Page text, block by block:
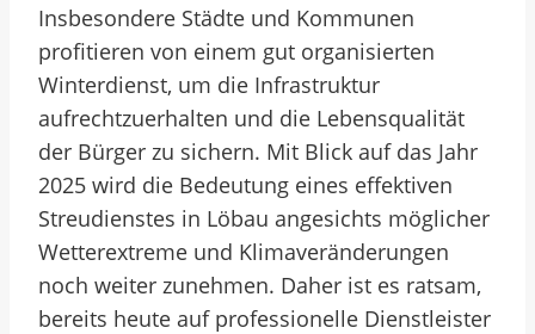
Insbesondere Städte und Kommunen
profitieren von einem gut organisierten
Winterdienst, um die Infrastruktur
aufrechtzuerhalten und die Lebensqualität
der Bürger zu sichern. Mit Blick auf das Jahr
2025 wird die Bedeutung eines effektiven
Streudienstes in Löbau angesichts möglicher
Wetterextreme und Klimaveränderungen
noch weiter zunehmen. Daher ist es ratsam,
bereits heute auf professionelle Dienstleister